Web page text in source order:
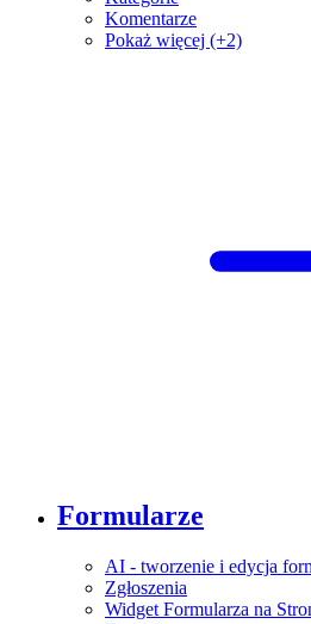
Komentarze
Pokaż więcej (+2)
Formularze
AI - tworzenie i edycja
Zgłoszenia
Widget Formularza na